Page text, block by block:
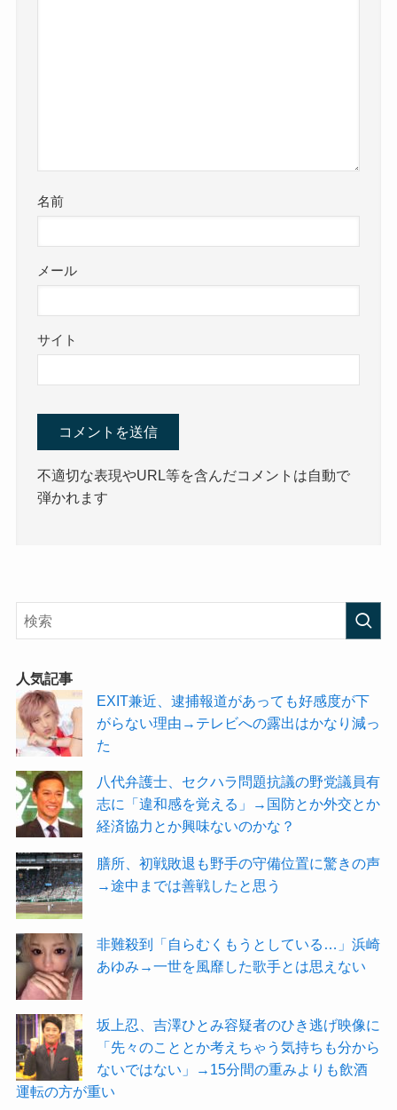
名前
メール
サイト
不適切な表現やURL等を含んだコメントは自動で
弾かれます
人気記事
EXIT兼近、逮捕報道があっても好感度が下
がらない理由→テレビへの露出はかなり減っ
た
八代弁護士、セクハラ問題抗議の野党議員有
志に「違和感を覚える」→国防とか外交とか
経済協力とか興味ないのかな？
膳所、初戦敗退も野手の守備位置に驚きの声
→途中までは善戦したと思う
非難殺到「自らむくもうとしている…」浜崎
あゆみ→一世を風靡した歌手とは思えない
坂上忍、吉澤ひとみ容疑者のひき逃げ映像に
「先々のこととか考えちゃう気持ちも分から
ないではない」→15分間の重みよりも飲酒
運転の方が重い